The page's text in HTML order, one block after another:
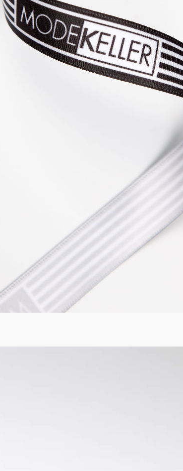
Neuer Kunde
Formular senden